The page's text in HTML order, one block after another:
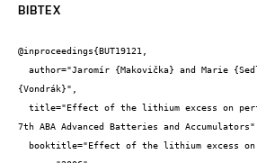
BIBTEX
@inproceedings{BUT19121,
{Vondrák}",
7th ABA Advanced Batteries and Accumulators",